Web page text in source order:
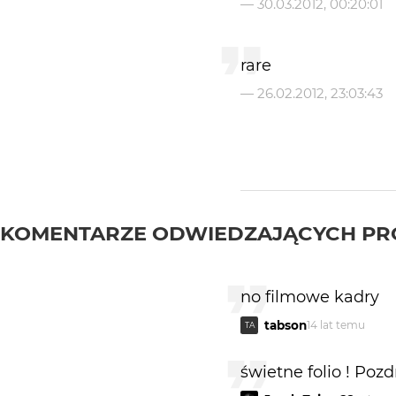
— 30.03.2012, 00:20:01
rare
— 26.02.2012, 23:03:43
KOMENTARZE ODWIEDZAJĄCYCH
no filmowe kadry
TA tabson14 lat temu
świetne folio !